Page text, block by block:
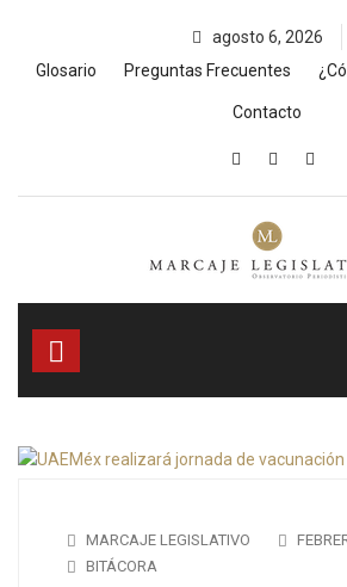
content
agosto 6, 2026
Glosario
Preguntas Frecuentes
Contacto
MARCAJE LEGISLATIVO
BITÁCORA